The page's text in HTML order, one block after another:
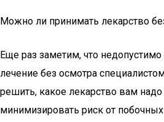
Можно ли принимать лекарство
Еще раз заметим, что недопустимо
лечение без осмотра
решить, какое лекарство вам
минимизировать риск от